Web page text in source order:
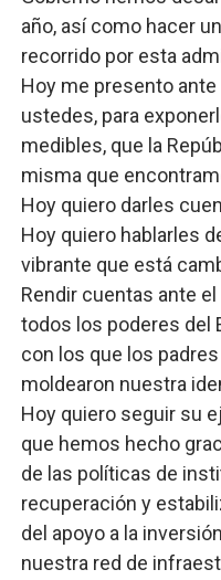
año, así como hacer
recorrido por esta
Hoy me presento
ustedes, para
medibles, que la
misma que
Hoy quiero darles
Hoy quiero hablarles
vibrante que está
Rendir cuentas ante
todos los poderes del
con los que los
moldearon nuestra
Hoy quiero seguir su
que hemos hecho
de las políticas de
recuperación y
del apoyo a la
nuestra red de